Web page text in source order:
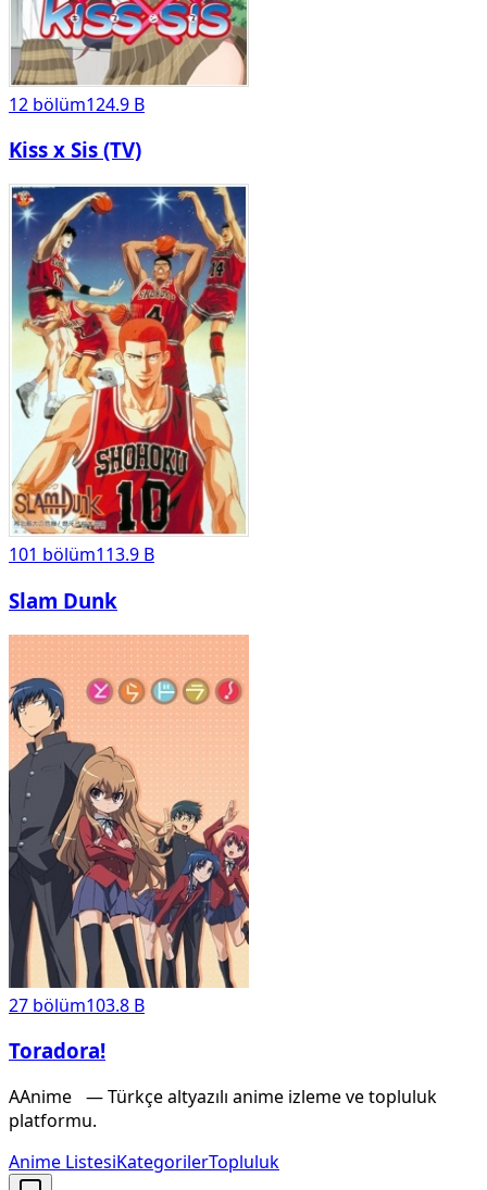
12 bölüm124.9 B
Kiss x Sis (TV)
101 bölüm113.9 B
Slam Dunk
27 bölüm103.8 B
Toradora!
AAnime — Türkçe altyazılı anime izleme ve topluluk
platformu.
Anime ListesiKategorilerTopluluk